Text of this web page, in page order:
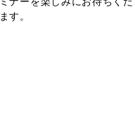
す。